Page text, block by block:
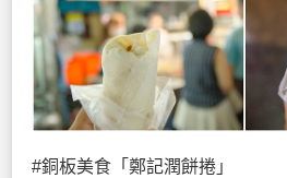
#銅板美食「鄭記潤餅捲」